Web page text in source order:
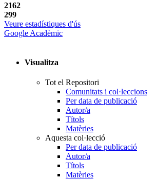
2162
299
Veure estadístiques d'ús
Google Acadèmic
Visualitza
Tot el Repositori
Comunitats i col·leccions
Per data de publicació
Autor/a
Títols
Matèries
Aquesta col·lecció
Per data de publicació
Autor/a
Títols
Matèries